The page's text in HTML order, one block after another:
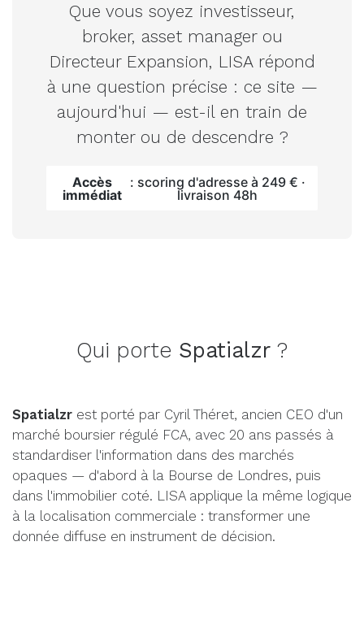
Que vous soyez investisseur,
broker, asset manager ou
Directeur Expansion, LISA répond
à une question précise : ce site —
aujourd'hui — est-il en train de
monter ou de descendre ?
Accès
immédiat
: scoring d'adresse à 249 € ·
livraison 48h
Qui porte Spatialzr ?
Spatialzr est porté par Cyril Théret, ancien CEO d'un
marché boursier régulé FCA, avec 20 ans passés à
standardiser l'information dans des marchés
opaques — d'abord à la Bourse de Londres, puis
dans l'immobilier coté. LISA applique la même logique
à la localisation commerciale : transformer une
donnée diffuse en instrument de décision.